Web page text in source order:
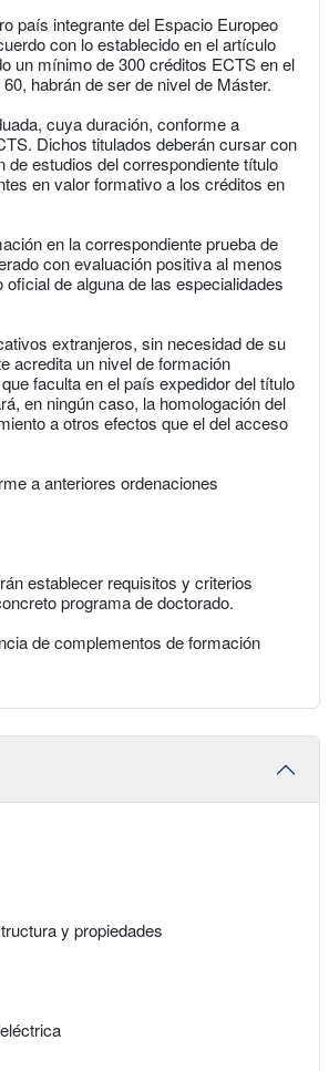
país integrante del Espacio Europeo
con lo establecido en el artículo
un mínimo de 300 créditos ECTS en el
habrán de ser de nivel de Máster.
cuya duración, conforme a
Dichos titulados deberán cursar con
estudios del correspondiente título
en valor formativo a los créditos en
en la correspondiente prueba de
con evaluación positiva al menos
de alguna de las especialidades
extranjeros, sin necesidad de su
acredita un nivel de formación
faculta en el país expedidor del título
en ningún caso, la homologación del
a otros efectos que el del acceso
a anteriores ordenaciones
establecer requisitos y criterios
programa de doctorado.
de complementos de formación
y propiedades